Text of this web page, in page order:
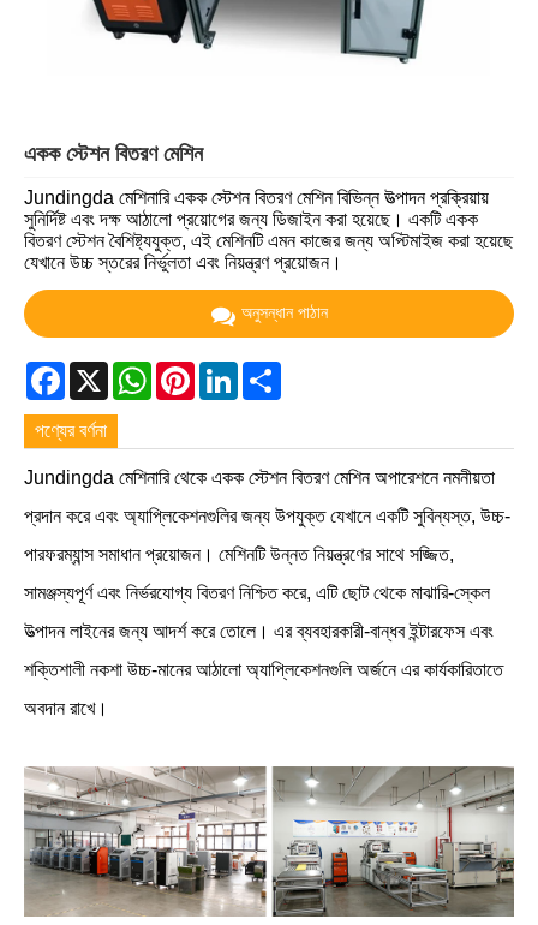
একক স্টেশন বিতরণ মেশিন
Jundingda মেশিনারি একক স্টেশন বিতরণ মেশিন বিভিন্ন উত্পাদন প্রক্রিয়ায়
সুনির্দিষ্ট এবং দক্ষ আঠালো প্রয়োগের জন্য ডিজাইন করা হয়েছে। একটি একক
বিতরণ স্টেশন বৈশিষ্ট্যযুক্ত, এই মেশিনটি এমন কাজের জন্য অপ্টিমাইজ করা হয়েছে
যেখানে উচ্চ স্তরের নির্ভুলতা এবং নিয়ন্ত্রণ প্রয়োজন।
অনুসন্ধান পাঠান
Facebook
X WhatsApp
PinterestLinkedIn
পণ্যের বর্ণনা
Jundingda মেশিনারি থেকে একক স্টেশন বিতরণ মেশিন অপারেশনে নমনীয়তা
প্রদান করে এবং অ্যাপ্লিকেশনগুলির জন্য উপযুক্ত যেখানে একটি সুবিন্যস্ত, উচ্চ-
পারফরম্যান্স সমাধান প্রয়োজন। মেশিনটি উন্নত নিয়ন্ত্রণের সাথে সজ্জিত,
সামঞ্জস্যপূর্ণ এবং নির্ভরযোগ্য বিতরণ নিশ্চিত করে, এটি ছোট থেকে মাঝারি-স্কেল
উত্পাদন লাইনের জন্য আদর্শ করে তোলে। এর ব্যবহারকারী-বান্ধব ইন্টারফেস এবং
শক্তিশালী নকশা উচ্চ-মানের আঠালো অ্যাপ্লিকেশনগুলি অর্জনে এর কার্যকারিতাতে
অবদান রাখে।